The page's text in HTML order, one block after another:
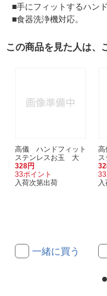
■手にフィットするハン
■食器洗浄機対応。
この商品を見た人は、
高儀 ハンドフィット
ステンレスお玉 大
328円
33ポイント
入荷次第出荷
一緒に買う
高
33